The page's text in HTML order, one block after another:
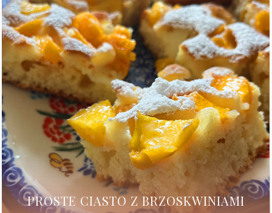
PROSTE CIASTO Z BRZOSKWINIAMI